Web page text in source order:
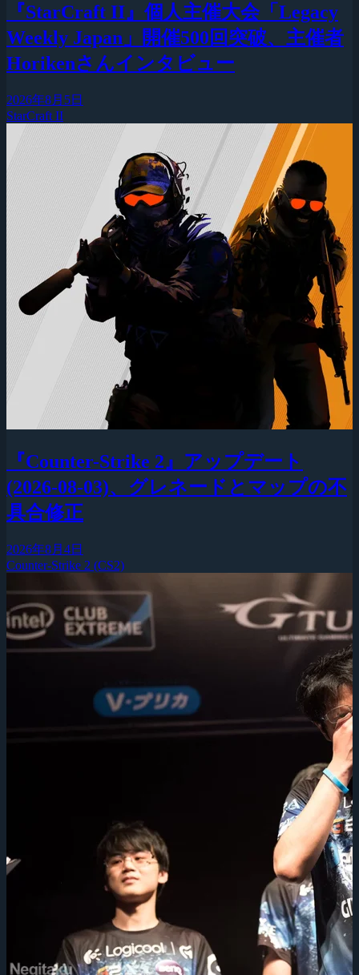
『StarCraft II』個人主催大会「Legacy
Weekly Japan」開催500回突破、主催者
Horikenさんインタビュー
2026年8月5日
StarCraft II
『Counter-Strike 2』アップデート
(2026-08-03)、グレネードとマップの不
具合修正
2026年8月4日
Counter-Strike 2 (CS2)